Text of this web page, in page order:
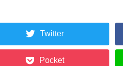
Twitter
Pocket